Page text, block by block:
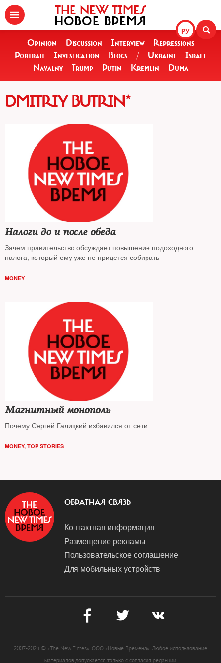
РУ
THE NEW TIMES
НОВОЕ ВРЕМЯ
Opinion Discussion Interview
Repressions
Portrait
Investigation Blogs / Ukraine
Israel
Navalny
Trump Putin Kremlin Duma
DMITRIY BUTRIN*
Налоги до и после обеда
Зачем правительство обсуждает повышение подоходного
налога, который ему уже не придется собирать
MONEY
Магнитный монополь
Почему Сергей Галицкий избавился от сети
MONEY, TOP STORIES
ОБРАТНАЯ СВЯЗЬ
Контактная информация
Размещение рекламы
Пользовательское соглашение
Для мобильных устройств
2007-2024 © «The New Times». ООО «Новые Времена». Любое использование
материалов допускается только с согласия редакции.